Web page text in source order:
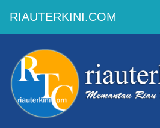
RIAUTERKINI.COM